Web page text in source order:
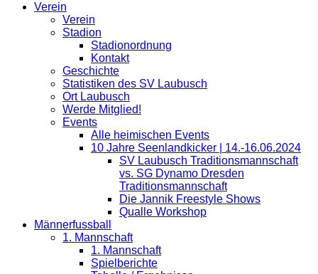
Verein
Verein
Stadion
Stadionordnung
Kontakt
Geschichte
Statistiken des SV Laubusch
Ort Laubusch
Werde Mitglied!
Events
Alle heimischen Events
10 Jahre Seenlandkicker | 14.-16.06.2024
SV Laubusch Traditionsmannschaft
vs. SG Dynamo Dresden
Traditionsmannschaft
Die Jannik Freestyle Shows
Qualle Workshop
Männerfussball
1. Mannschaft
1. Mannschaft
Spielberichte